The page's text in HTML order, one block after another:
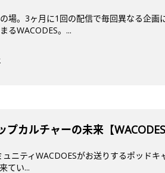
場。3ヶ月に1回の配信で毎回異なる企
るWACODES。...
カルチャーの未来【
ニティWACDOESがお送りするポッド
てい...